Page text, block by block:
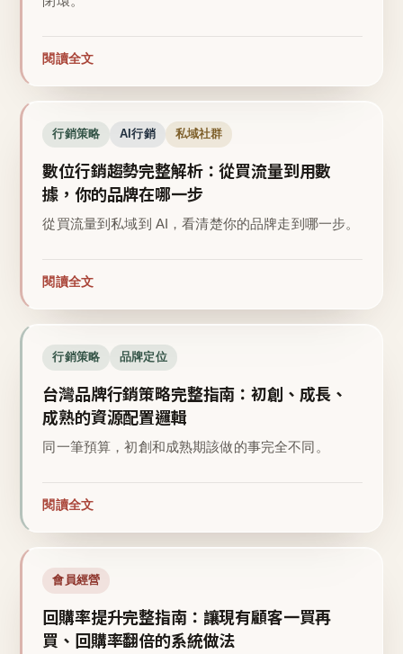
閱讀全文
行銷策略 AI行銷 私域社群
數位行銷趨勢完整解析：從買流量到用數
據，你的品牌在哪一步
從買流量到私域到 AI，看清楚你的品牌走到哪一步。
閱讀全文
行銷策略 品牌定位
台灣品牌行銷策略完整指南：初創、成長、
成熟的資源配置邏輯
同一筆預算，初創和成熟期該做的事完全不同。
閱讀全文
會員經營
回購率提升完整指南：讓現有顧客一買再
買、回購率翻倍的系統做法